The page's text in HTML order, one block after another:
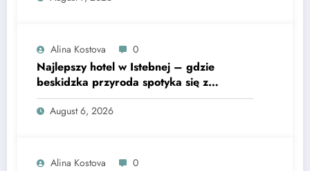
Alina Kostova 0
Najlepszy hotel w Istebnej – gdzie
beskidzka przyroda spotyka się z
lawendową magią
August 6, 2026
Alina Kostova 0